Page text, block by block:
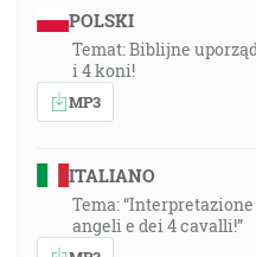
POLSKI
Temat: Biblijne
i 4 koni!
MP3
ITALIANO
Tema:
angeli e dei 4 cavalli!”